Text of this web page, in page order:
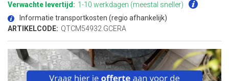
begin
de
afbeeldingen-
Verwachte levertijd: 1-10 werkdagen (meestal sneller)
Informatie transportkosten (regio afhankelijk)
ARTIKELCODE: QTCM54932.GCERA